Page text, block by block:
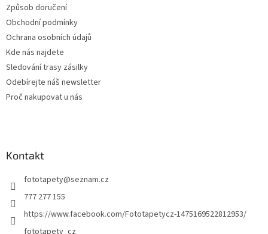
Způsob doručení
Obchodní podmínky
Ochrana osobních údajů
Kde nás najdete
Sledování trasy zásilky
Odebírejte náš newsletter
Proč nakupovat u nás
Kontakt
fototapety@seznam.cz
777 277 155
https://www.facebook.com/Fototapetycz-1475169522812953/